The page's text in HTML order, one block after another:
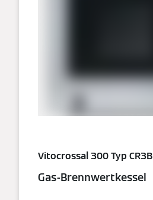
Vitocrossal 300 Typ CR3B
Gas-Brennwertkessel